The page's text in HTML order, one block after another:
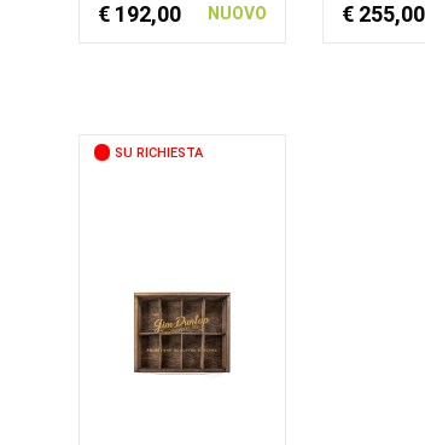
€ 192,00 NUOVO € 255,00
SU RICHIESTA